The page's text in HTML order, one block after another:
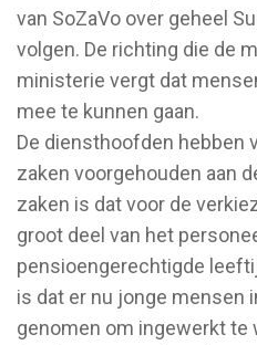
van SoZaVo over geheel
volgen. De richting die de
ministerie vergt dat
mee te kunnen gaan.
De diensthoofden hebben
zaken voorgehouden aan
zaken is dat voor de
groot deel van het
pensioengerechtigde
is dat er nu jonge mensen
genomen om ingewerkt te